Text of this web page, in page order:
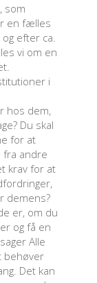
som
en fælles
efter ca.
vi om en
i
hos dem,
Du skal
for at
fra andre
krav for at
demens?
er, om du
og få en
Alle
behøver
Det kan